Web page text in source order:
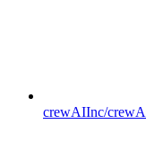
crewAIInc/